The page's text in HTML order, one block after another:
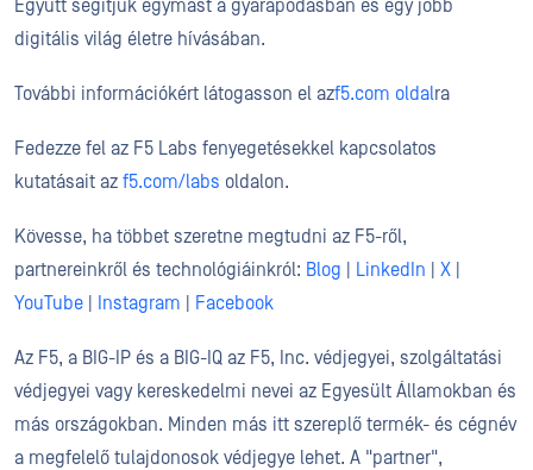
Együtt segítjük egymást a gyarapodásban és egy jobb
digitális világ életre hívásában.
További információkért látogasson el azf5.com oldalra
Fedezze fel az F5 Labs fenyegetésekkel kapcsolatos
kutatásait az f5.com/labs oldalon.
Kövesse, ha többet szeretne megtudni az F5-ről,
partnereinkről és technológiáinkról: Blog LinkedIn X
YouTube
Instagram Facebook
Az F5, a BIG-IP és a BIG-IQ az F5, Inc. védjegyei, szolgáltatási
védjegyei vagy kereskedelmi nevei az Egyesült Államokban és
más országokban. Minden más itt szereplő termék- és cégnév
a megfelelő tulajdonosok védjegye lehet. A "partner",